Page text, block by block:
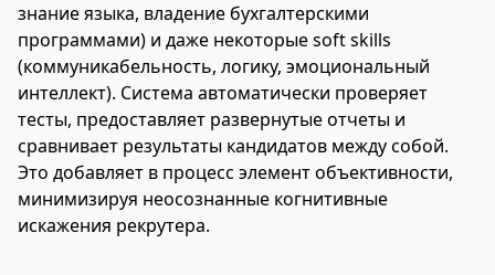
знание языка, владение бухгалтерскими
программами) и даже некоторые soft skills
(коммуникабельность, логику, эмоциональный
интеллект). Система автоматически проверяет
тесты, предоставляет развернутые отчеты и
сравнивает результаты кандидатов между собой.
Это добавляет в процесс элемент объективности,
минимизируя неосознанные когнитивные
искажения рекрутера.